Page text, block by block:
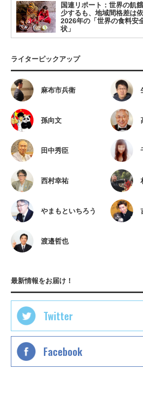
国連リポート：世界の飢
少するも、地域間格差は
2026年の「世界の食料安
状」
ライターピックアップ
麻布市兵衛
孫向文
田中秀臣
西村幸祐
やまもといちろう
渡邉哲也
最新情報をお届け！
Twitter
Facebook